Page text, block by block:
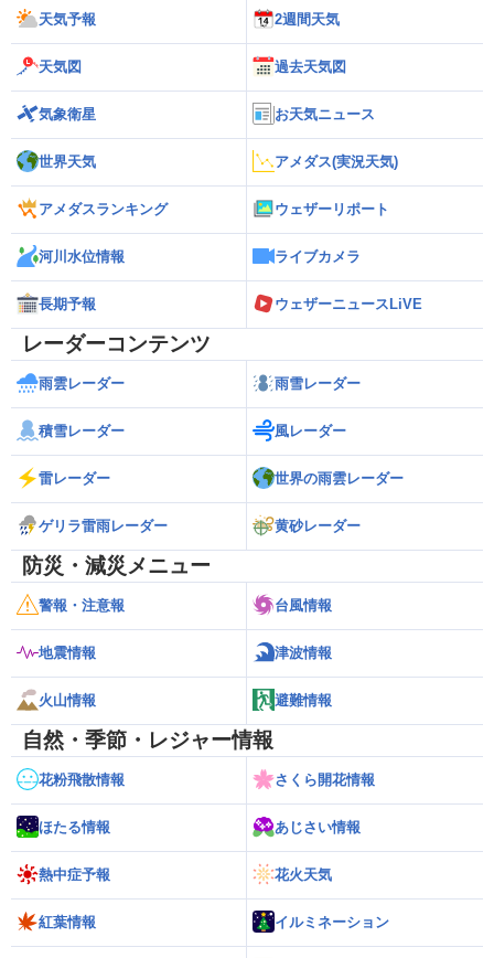
天気予報 2週間天気
天気図 過去天気図
気象衛星 お天気ニュース
世界天気 アメダス(実況天気)
アメダスランキング ウェザーリポート
河川水位情報 ライブカメラ
長期予報 ウェザーニュースLiVE
レーダーコンテンツ
雨雲レーダー 雨雪レーダー
積雪レーダー 風レーダー
雷レーダー 世界の雨雲レーダー
ゲリラ雷雨レーダー 黄砂レーダー
防災・減災メニュー
警報・注意報 台風情報
地震情報 津波情報
火山情報 避難情報
自然・季節・レジャー情報
花粉飛散情報 さくら開花情報
ほたる情報 あじさい情報
熱中症予報 花火天気
紅葉情報 イルミネーション